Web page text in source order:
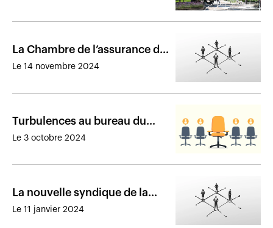
La Chambre de l’assurance de
dommages nomme un
Le 14 novembre 2024
Turbulences au bureau du
syndic de la Chambre de la
Le 3 octobre 2024
La nouvelle syndique de la
Chambre de la sécurité
Le 11 janvier 2024